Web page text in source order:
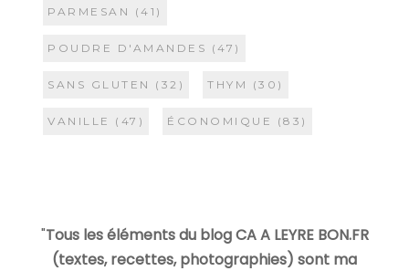
PARMESAN (41)
POUDRE D'AMANDES (47)
SANS GLUTEN (32) THYM (30)
VANILLE (47) ÉCONOMIQUE (83)
"Tous les éléments du blog CA A LEYRE BON.FR
(textes, recettes, photographies) sont ma